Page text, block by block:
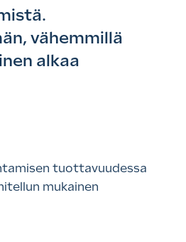
vähemmillä
alkaa
tuottavuudessa
mukainen